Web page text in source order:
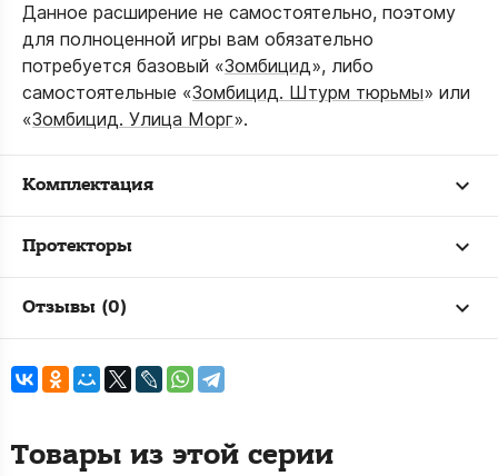
Данное расширение не самостоятельно, поэтому
для полноценной игры вам обязательно
потребуется базовый «Зомбицид», либо
самостоятельные «Зомбицид. Штурм тюрьмы» или
«Зомбицид. Улица Морг».
Комплектация
Протекторы
Отзывы (0)
Товары из этой серии